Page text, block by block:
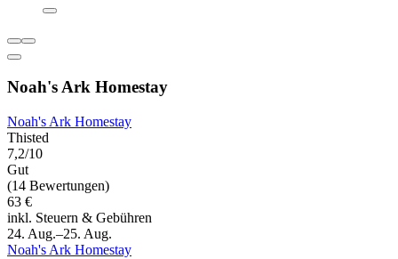
Noah's Ark Homestay
Noah's Ark Homestay
Thisted
7,2/10
Gut
(14 Bewertungen)
63 €
inkl. Steuern & Gebühren
24. Aug.–25. Aug.
Noah's Ark Homestay